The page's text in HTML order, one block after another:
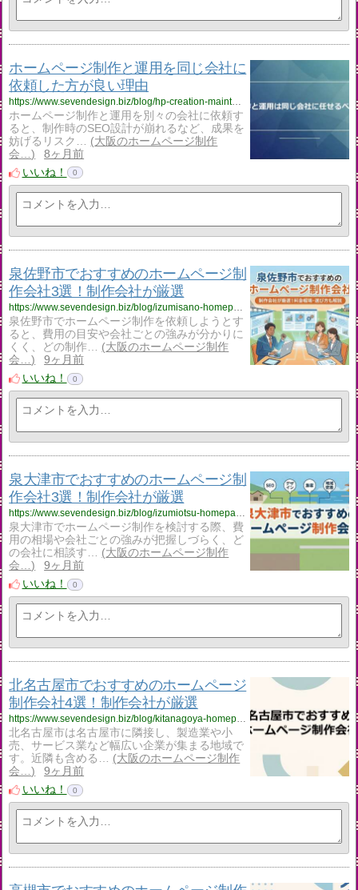
ホームページ制作と運用を同じ会社に
依頼した方が良い理由
https://www.sevendesign.biz/blog/hp-creation-maintenance/
ホームページ制作と運用を別々の会社に依頼す
ると、制作時のSEO設計が崩れるなど、成果を
妨げるリスク…
大阪のホームページ制作
会…
8ヶ月前
いいね！
0
泉佐野市でおすすめのホームページ制
作会社3選！制作会社が厳選
https://www.sevendesign.biz/blog/izumisano-homepage-creation/
泉佐野市でホームページ制作を依頼しようとす
ると、費用の目安や会社ごとの強みが分かりに
くく、どの制作…
大阪のホームページ制作
会…
9ヶ月前
いいね！
0
泉大津市でおすすめのホームページ制
作会社3選！制作会社が厳選
https://www.sevendesign.biz/blog/izumiotsu-homepage-creation/
泉大津市でホームページ制作を検討する際、費
用の相場や会社ごとの強みが把握しづらく、ど
の会社に相談す…
大阪のホームページ制作
会…
9ヶ月前
いいね！
0
北名古屋市でおすすめのホームページ
制作会社4選！制作会社が厳選
https://www.sevendesign.biz/blog/kitanagoya-homepage-creation/
北名古屋市は名古屋市に隣接し、製造業や小
売、サービス業など幅広い企業が集まる地域で
す。近隣も含める…
大阪のホームページ制作
会…
9ヶ月前
いいね！
0